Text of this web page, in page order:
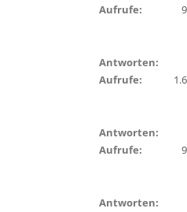
Aufrufe
Antworten
Aufrufe
Antworten
Aufrufe
Antworten